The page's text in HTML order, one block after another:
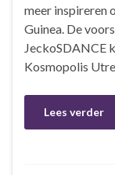
meer inspireren
Guinea. De
JeckoSDANCE
Kosmopolis
Lees verder